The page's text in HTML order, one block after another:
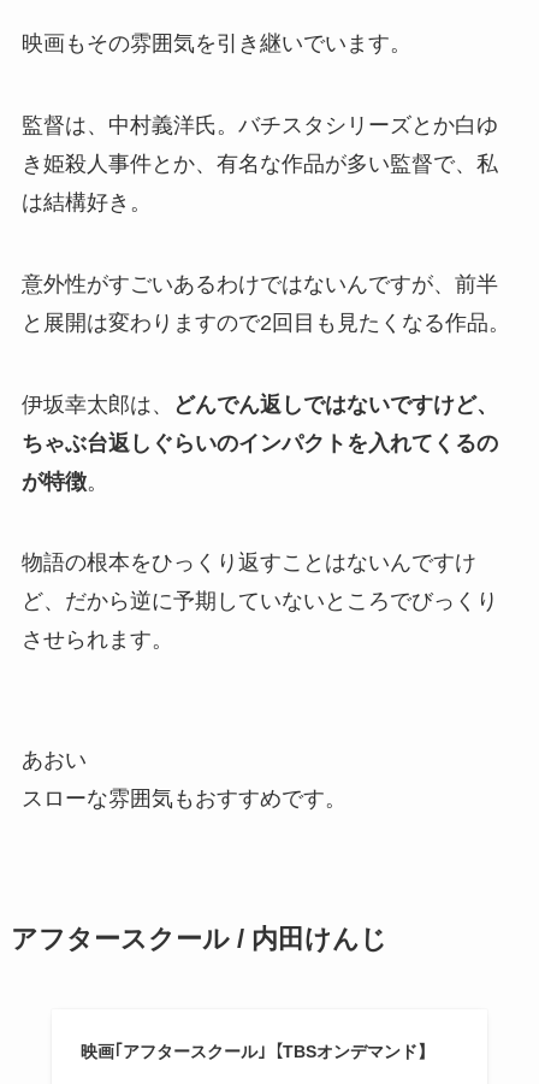
映画もその雰囲気を引き継いでいます。
監督は、中村義洋氏。バチスタシリーズとか白ゆ
き姫殺人事件とか、有名な作品が多い監督で、私
は結構好き。
意外性がすごいあるわけではないんですが、前半
と展開は変わりますので2回目も見たくなる作品。
伊坂幸太郎は、
どんでん返しではないですけど、
ちゃぶ台返しぐらいのインパクトを入れてくるの
が特徴。
物語の根本をひっくり返すことはないんですけ
ど、だから逆に予期していないところでびっくり
させられます。
あおい
スローな雰囲気もおすすめです。
アフタースクール / 内田けんじ
映画｢アフタースクール｣【TBSオンデマンド】